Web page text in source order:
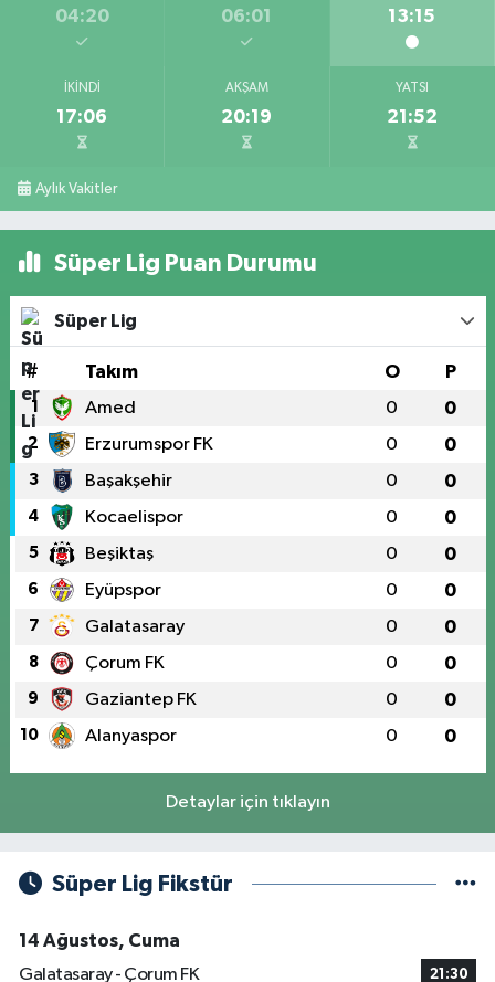
04:20 06:01 13:15
İKINDI
17:06
AKŞAM
20:19
YATSI
21:52
Aylık Vakitler
Süper Lig Puan Durumu
Süper Lig
# Takım O P
1 Amed 0 0
2 Erzurumspor FK 0 0
3 Başakşehir 0 0
4 Kocaelispor 0 0
5 Beşiktaş 0 0
6 Eyüpspor 0 0
7 Galatasaray 0 0
8 Çorum FK 0 0
9 Gaziantep FK 0 0
10 Alanyaspor 0 0
Detaylar için tıklayın
Süper Lig Fikstür
14 Ağustos, Cuma
Galatasaray - Çorum FK
21:30